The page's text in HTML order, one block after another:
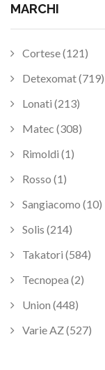
MARCHI
Cortese (121)
Detexomat (719)
Lonati (213)
Matec (308)
Rimoldi (1)
Rosso (1)
Sangiacomo (10)
Solis (214)
Takatori (584)
Tecnopea (2)
Union (448)
Varie AZ (527)